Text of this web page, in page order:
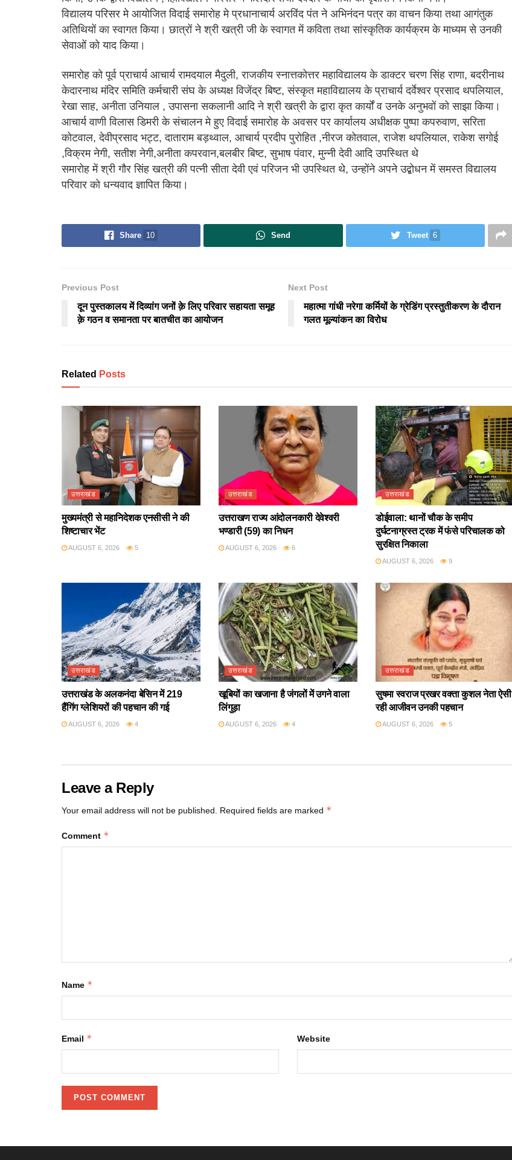
विद्यालय परिसर मे आयोजित विदाई समारोह मे प्रधानाचार्य अरविंद पंत ने अभिनंदन पत्र का वाचन किया तथा आगंतुक
अतिथियों का स्वागत किया। छात्रों ने श्री खत्री जी के स्वागत में कविता तथा सांस्कृतिक कार्यक्रम के माध्यम से उनकी
सेवाओं को याद किया।
समारोह को पूर्व प्राचार्य आचार्य रामदयाल मैदुली, राजकीय स्नात्तकोत्तर महाविद्यालय के डाक्टर चरण सिंह राणा, बदरीनाथ
केदारनाथ मंदिर समिति कर्मचारी संघ के अध्यक्ष विजेंद्र बिष्ट, संस्कृत महाविद्यालय के प्राचार्य दर्वेश्वर प्रसाद थपलियाल,
रेखा साह, अनीता उनियाल , उपासना सकलानी आदि ने श्री खत्री के द्वारा कृत कार्यों व उनके अनुभवों को साझा किया।
आचार्य वाणी विलास डिमरी के संचालन मे हुए विदाई समारोह के अवसर पर कार्यालय अधीक्षक पुष्पा कपरुवाण, सरिता
कोटवाल, देवीप्रसाद भट्ट, दाताराम बड़थ्वाल, आचार्य प्रदीप पुरोहित ,नीरज कोतवाल, राजेश थपलियाल, राकेश सगोई
,विक्रम नेगी, सतीश नेगी,अनीता कपरवान,बलबीर बिष्ट, सुभाष पंवार, मुन्नी देवी आदि उपस्थित थे
समारोह में श्री गौर सिंह खत्री की पत्नी सीता देवी एवं परिजन भी उपस्थित थे, उन्होंने अपने उद्बोधन में समस्त विद्यालय
परिवार को धन्यवाद ज्ञापित किया।
Share 10 Send Tweet 6
Previous Post
दून पुस्तकालय में दिव्यांग जनों क़े लिए परिवार सहायता समूह
क़े गठन व समानता पर बातचीत का आयोजन
Next Post
महात्मा गांधी नरेगा कर्मियों के ग्रेडिंग प्रस्तुतीकरण के दौरान
गलत मूल्यांकन का विरोध
Related Posts
उत्तराखंड
मुख्यमंत्री से महानिदेशक एनसीसी ने की
शिष्टाचार भेंट
AUGUST 6, 2026 5
उत्तराखंड
उत्तराखण राज्य आंदोलनकारी देवेश्वरी
भण्डारी (59) का निधन
AUGUST 6, 2026 6
उत्तराखंड
डोईवाला: थानों चौक के समीप
दुर्घटनाग्रस्त ट्रक में फंसे परिचालक को
सुरक्षित निकाला
AUGUST 6, 2026 9
उत्तराखंड
उत्तराखंड के अलकनंदा बेसिन में 219
हैंगिंग ग्लेशियरों की पहचान की गई
AUGUST 6, 2026 4
उत्तराखंड
खूबियों का खजाना है जंगलों में उगने वाला
लिंगुड़ा
AUGUST 6, 2026 4
उत्तराखंड
सुषमा स्वराज प्रखर वक्ता कुशल नेता ऐसी
रही आजीवन उनकी पहचान
AUGUST 6, 2026 5
Leave a Reply
Your email address will not be published. Required fields are marked *
Comment *
Name *
Email * Website